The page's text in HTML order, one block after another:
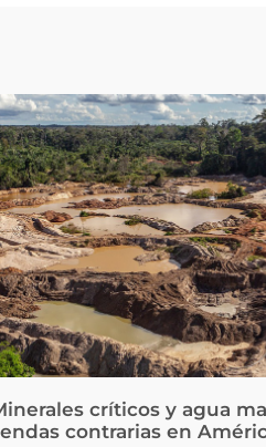
críticos y agua
contrarias en